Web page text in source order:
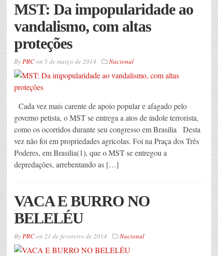
MST: Da impopularidade ao
vandalismo, com altas
proteções
ByPRCon 5 de março de 2014 Nacional
Cada vez mais carente de apoio popular e afagado pelo
governo petista, o MST se entrega a atos de índole terrorista,
como os ocorridos durante seu congresso em Brasília Desta
vez não foi em propriedades agrícolas. Foi na Praça dos Três
Poderes, em Brasília(1), que o MST se entregou a
depredações, arrebentando as […]
VACA E BURRO NO
BELELÉU
ByPRCon 21 de fevereiro de 2014 Nacional